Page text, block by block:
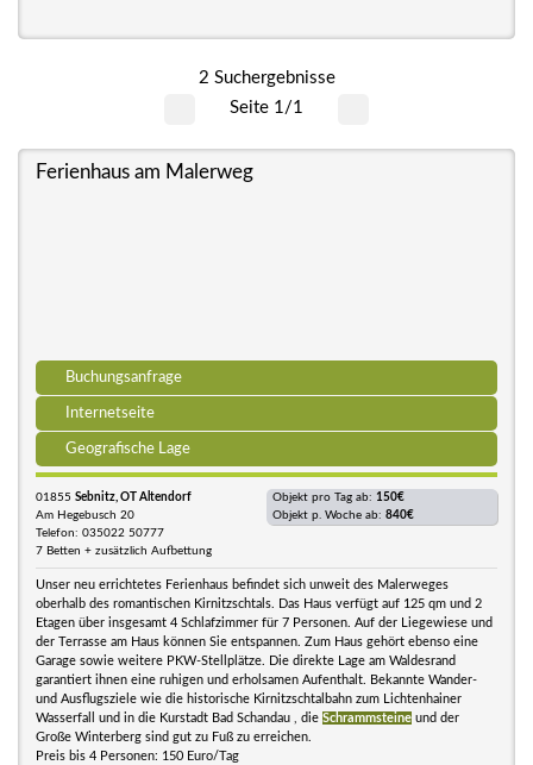
2 Suchergebnisse
Seite 1/1
Ferienhaus am Malerweg
Buchungsanfrage
Internetseite
Geografische Lage
01855 Sebnitz, OT Altendorf
Am Hegebusch 20
Telefon: 035022 50777
7 Betten + zusätzlich Aufbettung
Objekt pro Tag ab: 150€
Objekt p. Woche ab: 840€
Unser neu errichtetes Ferienhaus befindet sich unweit des Malerweges
oberhalb des romantischen Kirnitzschtals. Das Haus verfügt auf 125 qm und 2
Etagen über insgesamt 4 Schlafzimmer für 7 Personen. Auf der Liegewiese und
der Terrasse am Haus können Sie entspannen. Zum Haus gehört ebenso eine
Garage sowie weitere PKW-Stellplätze. Die direkte Lage am Waldesrand
garantiert ihnen eine ruhigen und erholsamen Aufenthalt. Bekannte Wander-
und Ausflugsziele wie die historische Kirnitzschtalbahn zum Lichtenhainer
Wasserfall und in die Kurstadt Bad Schandau , die Schrammsteine und der
Große Winterberg sind gut zu Fuß zu erreichen.
Preis bis 4 Personen: 150 Euro/Tag